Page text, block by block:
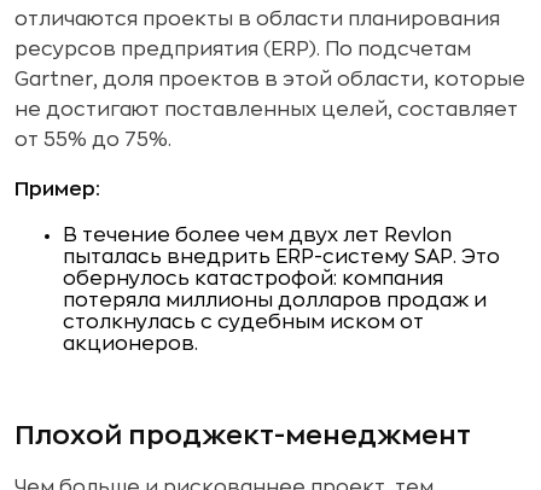
отличаются проекты в области планирования
ресурсов предприятия (ERP). По подсчетам
Gartner, доля проектов в этой области, которые
не достигают поставленных целей, составляет
от 55% до 75%.
Пример:
В течение более чем двух лет Revlon
пыталась внедрить ERP-систему SAP. Это
обернулось катастрофой: компания
потеряла миллионы долларов продаж и
столкнулась с судебным иском от
акционеров.
Плохой проджект-менеджмент